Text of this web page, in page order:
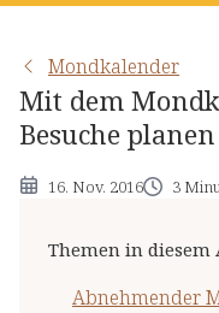
Mondkalender
Mit dem
Besuche planen
16. Nov. 2016 3
Themen in
Abnehmender